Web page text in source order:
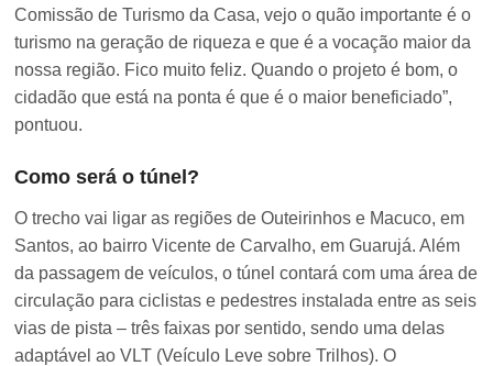
Comissão de Turismo da Casa, vejo o quão importante é o
turismo na geração de riqueza e que é a vocação maior da
nossa região. Fico muito feliz. Quando o projeto é bom, o
cidadão que está na ponta é que é o maior beneficiado”,
pontuou.
Como será o túnel?
O trecho vai ligar as regiões de Outeirinhos e Macuco, em
Santos, ao bairro Vicente de Carvalho, em Guarujá. Além
da passagem de veículos, o túnel contará com uma área de
circulação para ciclistas e pedestres instalada entre as seis
vias de pista – três faixas por sentido, sendo uma delas
adaptável ao VLT (Veículo Leve sobre Trilhos). O